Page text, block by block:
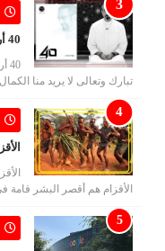
40 أربعون
تبارك وتعالى لا يريد منا
الأقزام هم أقصر البشر قامة